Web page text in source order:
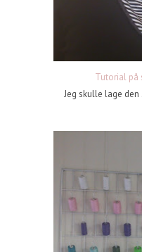
Tutorial på
Jeg skulle lage